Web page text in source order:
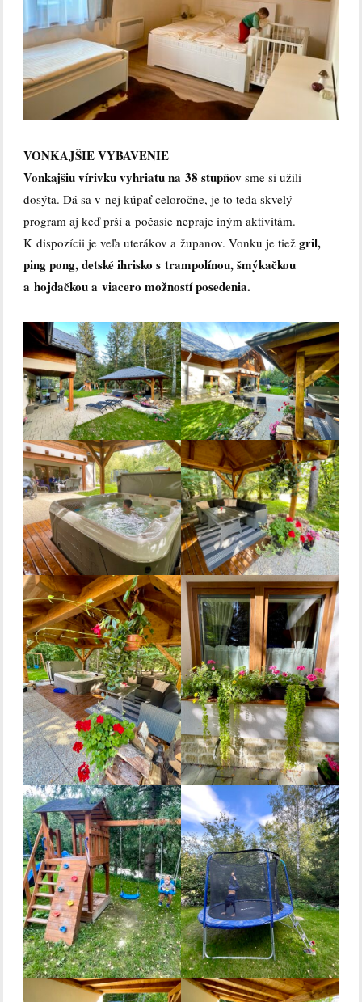
VONKAJŠIE VYBAVENIE
Vonkajšiu vírivku vyhriatu na 38 stupňovsme si užili
dosýta. Dá sa v nej kúpať celoročne, je to teda skvelý
program aj keď prší a počasie nepraje iným aktivitám.
K dispozícii je veľa uterákov a županov. Vonku je tiežgril,
ping pong, detské ihrisko s trampolínou, šmýkačkou
a hojdačkou a viacero možností posedenia.